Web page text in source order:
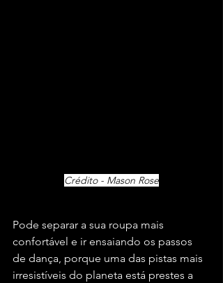
Crédito - Mason Rose
Pode separar a sua roupa mais
confortável e ir ensaiando os passos
de dança, porque uma das pistas mais
irresistíveis do planeta está prestes a